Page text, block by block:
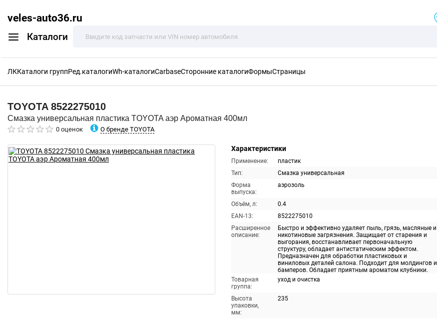
veles-auto36.ru
Каталоги
ЛККаталоги группРед.каталогиWh-каталогиCarbaseСторонние каталогиФормыСтраницы
TOYOTA 8522275010
Смазка универсальная пластика TOYOTA аэр Ароматная 400мл
0 оценок О бренде TOYOTA
Характеристики
Применение:
пластик
Тип:
Смазка универсальная
Форма
выпуска:
аэрозоль
Объём, л:
0.4
EAN-13:
8522275010
Расширенное
описание:
Быстро и эффективно удаляет пыль, грязь, масляные и
никотиновые загрязнения. Защищает от старения и
выгорания, восстанавливает первоначальную
структуру, обладает антистатическим эффектом.
Предназначен для обработки пластиковых и
виниловых деталей салона. Подходит для молдингов и
бамперов. Обладает приятным ароматом клубники.
Товарная
группа:
уход и очистка
Высота
упаковки,
мм:
235